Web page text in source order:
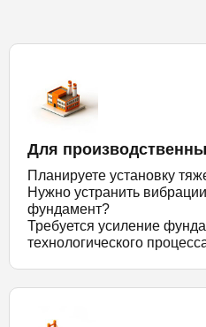
Для
Планируете установку
Нужно устранить
фундамент?
Требуется усиление
технологического